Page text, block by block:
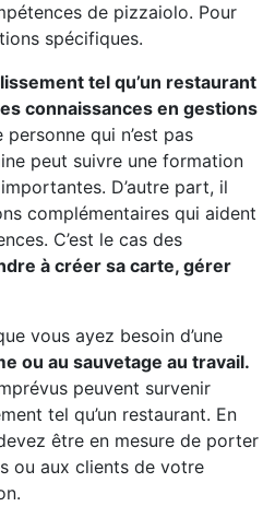
de pizzaiolo. Pour
spécifiques.
tel qu’un restaurant
connaissances en gestions
personne qui n’est pas
peut suivre une formation
D’autre part, il
complémentaires qui aident
C’est le cas des
à créer sa carte, gérer
vous ayez besoin d’une
ou au sauvetage au travail.
peuvent survenir
tel qu’un restaurant. En
être en mesure de porter
ou aux clients de votre